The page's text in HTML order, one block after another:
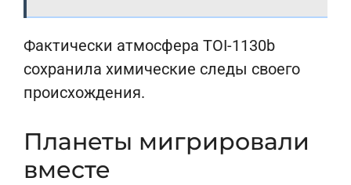
Фактически атмосфера TOI-1130b
сохранила химические следы своего
происхождения.
Планеты мигрировали
вместе